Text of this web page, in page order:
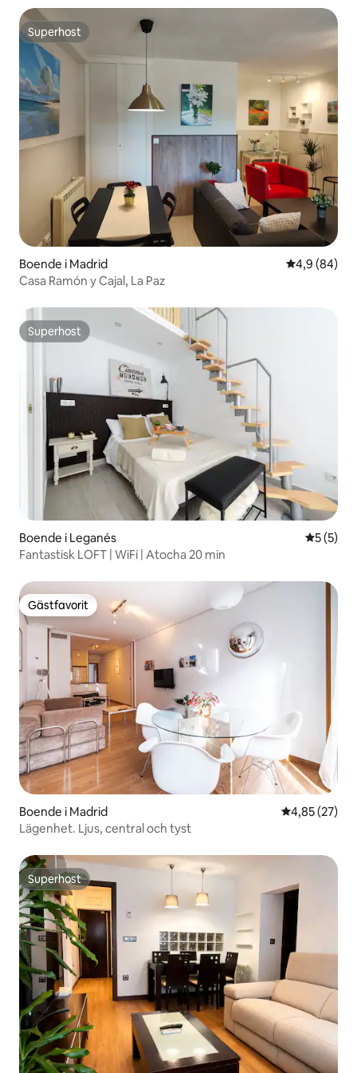
Superhost
Superhost
Boende i Madrid 4,9 av 5 i
4,9 (84)
Casa Ramón y Cajal, La Paz
Superhost
Superhost
Boende i Leganés 5 av 5 i
5 (5)
Fantastisk LOFT | WiFi | Atocha 20 min
Gästfavorit
Gästfavorit
Boende i Madrid 4,85 av 5 i
4,85 (27)
Lägenhet. Ljus, central och tyst
Superhost
Superhost